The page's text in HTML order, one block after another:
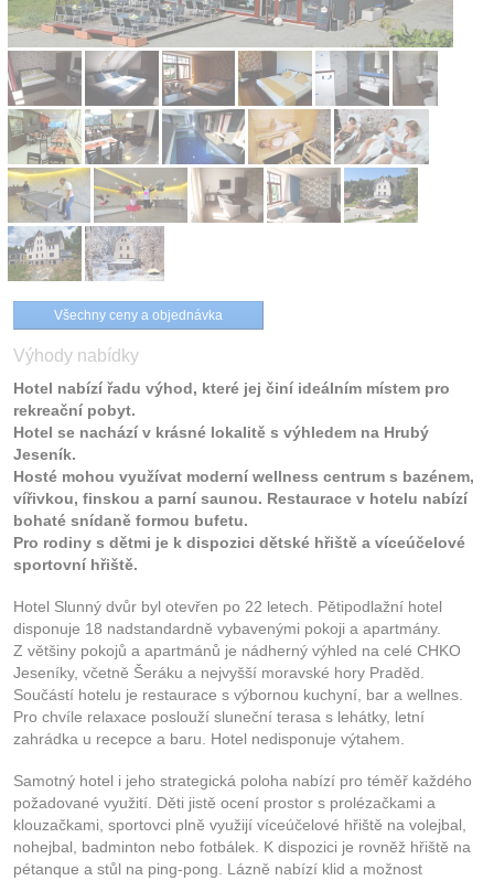
Všechny ceny a objednávka
Výhody nabídky
Hotel nabízí řadu výhod, které jej činí ideálním místem pro
rekreační pobyt.
Hotel se nachází v krásné lokalitě s výhledem na Hrubý
Jeseník.
Hosté mohou využívat moderní wellness centrum s bazénem,
vířivkou, finskou a parní saunou. Restaurace v hotelu nabízí
bohaté snídaně formou bufetu.
Pro rodiny s dětmi je k dispozici dětské hřiště a víceúčelové
sportovní hřiště.
Hotel Slunný dvůr byl otevřen po 22 letech. Pětipodlažní hotel
disponuje 18 nadstandardně vybavenými pokoji a apartmány.
Z většiny pokojů a apartmánů je nádherný výhled na celé CHKO
Jeseníky, včetně Šeráku a nejvyšší moravské hory Praděd.
Součástí hotelu je restaurace s výbornou kuchyní, bar a wellnes.
Pro chvíle relaxace poslouží sluneční terasa s lehátky, letní
zahrádka u recepce a baru. Hotel nedisponuje výtahem.
Samotný hotel i jeho strategická poloha nabízí pro téměř každého
požadované využití. Děti jistě ocení prostor s prolézačkami a
klouzačkami, sportovci plně využijí víceúčelové hřiště na volejbal,
nohejbal, badminton nebo fotbálek. K dispozici je rovněž hřiště na
pétanque a stůl na ping-pong. Lázně nabízí klid a možnost